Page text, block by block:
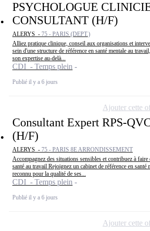
PSYCHOLOGUE
CONSULTANT (H/F)
ALERYS - 75 - PARIS (DEPT.)
Alliez pratique clinique, conseil aux organisations et
sein d'une structure de référence en santé mentale au
son expertise au-delà...
CDI - Temps plein
Publié il y a 6 jours
Consultant Expert RPS-
(H/F)
ALERYS - 75 - PARIS 8E ARRONDISSEMENT
Accompagnez des situations sensibles et contribuez à
santé au travail Rejoignez un cabinet de référence en santé
reconnu pour la qualité de ses...
CDI - Temps plein
Publié il y a 6 jours
Ajouter cette
Ajouter cette